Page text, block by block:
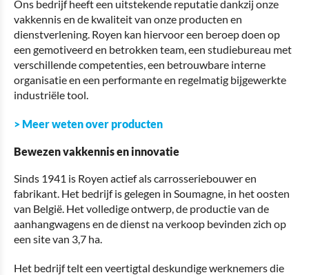
Ons bedrijf heeft een uitstekende reputatie dankzij onze
vakkennis en de kwaliteit van onze producten en
dienstverlening. Royen kan hiervoor een beroep doen op
een gemotiveerd en betrokken team, een studiebureau met
verschillende competenties, een betrouwbare interne
organisatie en een performante en regelmatig bijgewerkte
industriële tool.
> Meer weten over producten
Bewezen vakkennis en innovatie
Sinds 1941 is Royen actief als carrosseriebouwer en
fabrikant. Het bedrijf is gelegen in Soumagne, in het oosten
van België. Het volledige ontwerp, de productie van de
aanhangwagens en de dienst na verkoop bevinden zich op
een site van 3,7 ha.
Het bedrijf telt een veertigtal deskundige werknemers die